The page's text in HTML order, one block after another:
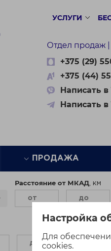
Настройка
Для
cookies.
УСЛУГИ
Отдел продаж |
+375 (29)
+375 (44)
Написать
Написать
ПРОДАЖА
Расстояние от МКАД